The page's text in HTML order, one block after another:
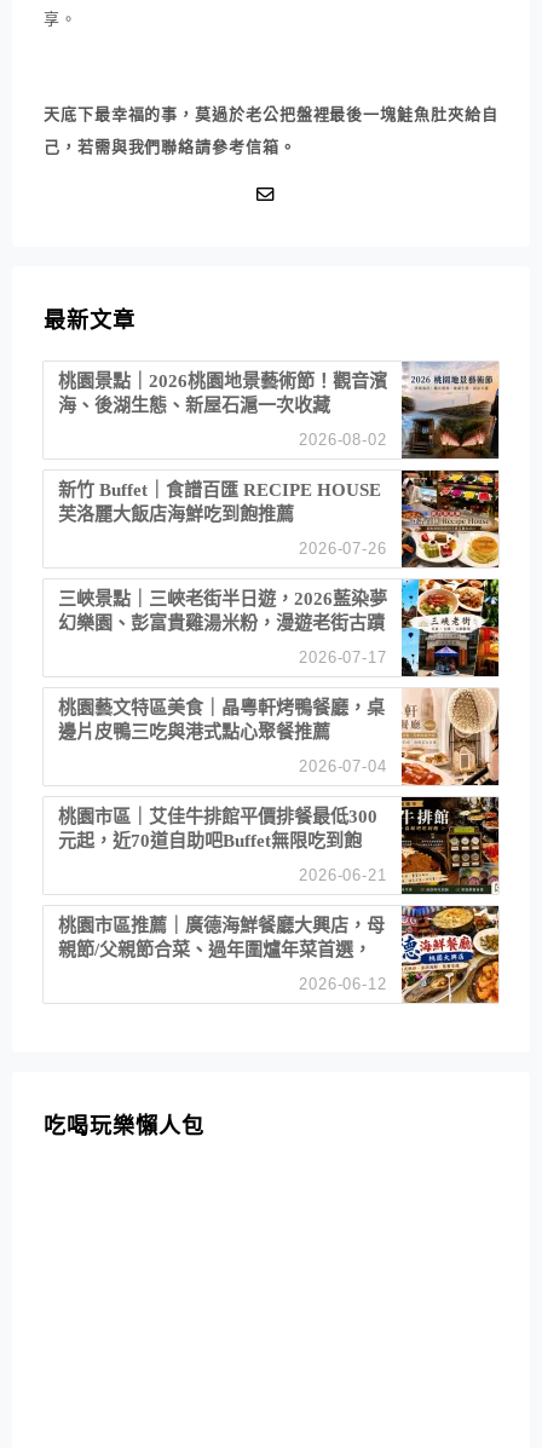
享。
天底下最幸福的事，莫過於老公把盤裡最後一塊鮭魚肚夾給自
己，若需與我們聯絡請參考信箱。
最新文章
桃園景點｜2026桃園地景藝術節！觀音濱
海、後湖生態、新屋石滬一次收藏
2026-08-02
新竹 Buffet｜食譜百匯 RECIPE HOUSE
芙洛麗大飯店海鮮吃到飽推薦
2026-07-26
三峽景點｜三峽老街半日遊，2026藍染夢
幻樂園、彭富貴雞湯米粉，漫遊老街古蹟
2026-07-17
桃園藝文特區美食｜晶粵軒烤鴨餐廳，桌
邊片皮鴨三吃與港式點心聚餐推薦
2026-07-04
桃園市區｜艾佳牛排館平價排餐最低300
元起，近70道自助吧Buffet無限吃到飽
2026-06-21
桃園市區推薦｜廣德海鮮餐廳大興店，母
親節/父親節合菜、過年圍爐年菜首選，
2026-06-12
吃喝玩樂懶人包